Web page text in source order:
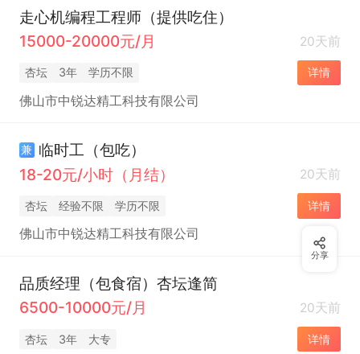
走心机编程工程师（提供吃住）
15000-20000元/月
20天前
杏坛 3年 学历不限 详情
佛山市中锐达精工科技有限公司
兼 临时工（包吃）
18-20元/小时（月结）
20天前
杏坛 经验不限 学历不限 详情
佛山市中锐达精工科技有限公司
品质经理（包食宿）杏坛逢简
6500-10000元/月
20天前
杏坛 3年 大专 详情
分享